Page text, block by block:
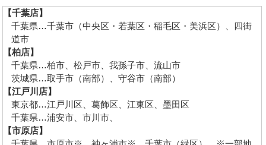
【千葉店】
千葉県…千葉市（中央区・若葉区・稲毛区・美浜区）、四街
道市
【柏店】
千葉県…柏市、松戸市、我孫子市、流山市
茨城県…取手市（南部）、守谷市（南部）
【江戸川店】
東京都…江戸川区、葛飾区、江東区、墨田区
千葉県…浦安市、市川市、
【市原店】